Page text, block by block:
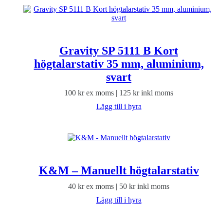
Gravity SP 5111 B Kort
högtalarstativ 35 mm, aluminium,
svart
100 krex moms | 125 krinkl moms
Lägg till i hyra
K&M – Manuellt högtalarstativ
40 krex moms | 50 krinkl moms
Lägg till i hyra